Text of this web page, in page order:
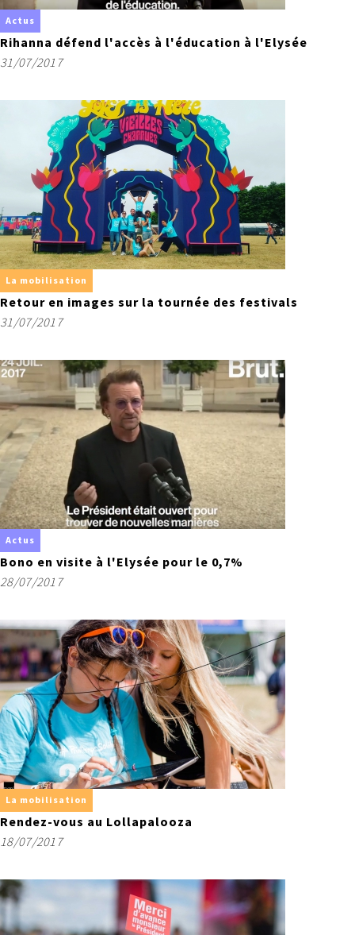
Actus
Rihanna défend l'accès à l'éducation à l'Elysée
31/07/2017
La mobilisation
Retour en images sur la tournée des festivals
31/07/2017
Actus
Bono en visite à l'Elysée pour le 0,7%
28/07/2017
La mobilisation
Rendez-vous au Lollapalooza
18/07/2017